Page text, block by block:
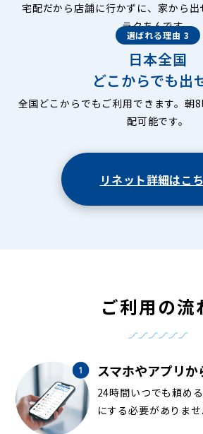
宅配だから店舗に行かずに、家から
ラクちんです。
選ばれる理由 3
日本全国
どこからでも出
全国どこからでもご利用できます。朝
配可能です。
リネット詳細はこ
ご利用の流
スマホやアプリか
24時間いつでも頼め
にする必要がありませ